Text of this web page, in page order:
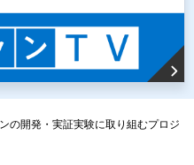
の開発・実証実験に取り組むプロジ